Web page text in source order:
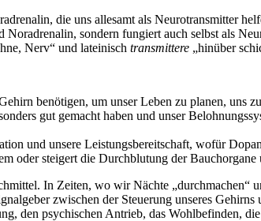
die uns allesamt als Neurotransmitter
sondern fungiert auch selbst als
Nerv“ und lateinisch transmittere „hinüber
benötigen, um unser Leben zu planen, uns
gut gemacht haben und unser
und unsere Leistungsbereitschaft, wofür
oder steigert die Durchblutung der Bauchorgane
In Zeiten, wo wir Nächte „durchmachen“
zwischen der Steuerung unseres
den psychischen Antrieb, das Wohlbefinden,